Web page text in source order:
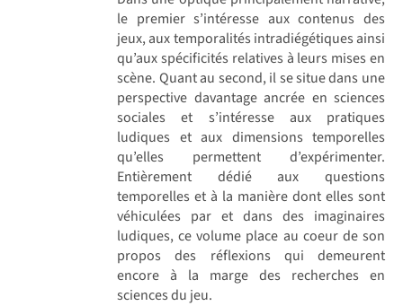
le premier s’intéresse aux contenus des
jeux, aux temporalités intradiégétiques ainsi
qu’aux spécificités relatives à leurs mises en
scène. Quant au second, il se situe dans une
perspective davantage ancrée en sciences
sociales et s’intéresse aux pratiques
ludiques et aux dimensions temporelles
qu’elles permettent d’expérimenter.
Entièrement dédié aux questions
temporelles et à la manière dont elles sont
véhiculées par et dans des imaginaires
ludiques, ce volume place au coeur de son
propos des réflexions qui demeurent
encore à la marge des recherches en
sciences du jeu.